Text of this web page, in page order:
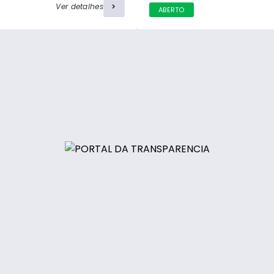
Ver detalhes
ABERTO